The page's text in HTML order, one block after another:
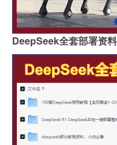
DeepSeek全套部署资